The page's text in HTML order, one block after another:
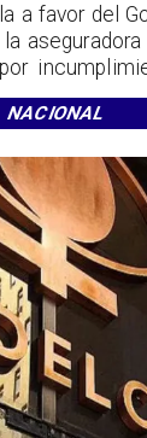
a favor del
NACIONAL